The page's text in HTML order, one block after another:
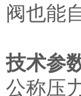
阀也能
技术参
公称压